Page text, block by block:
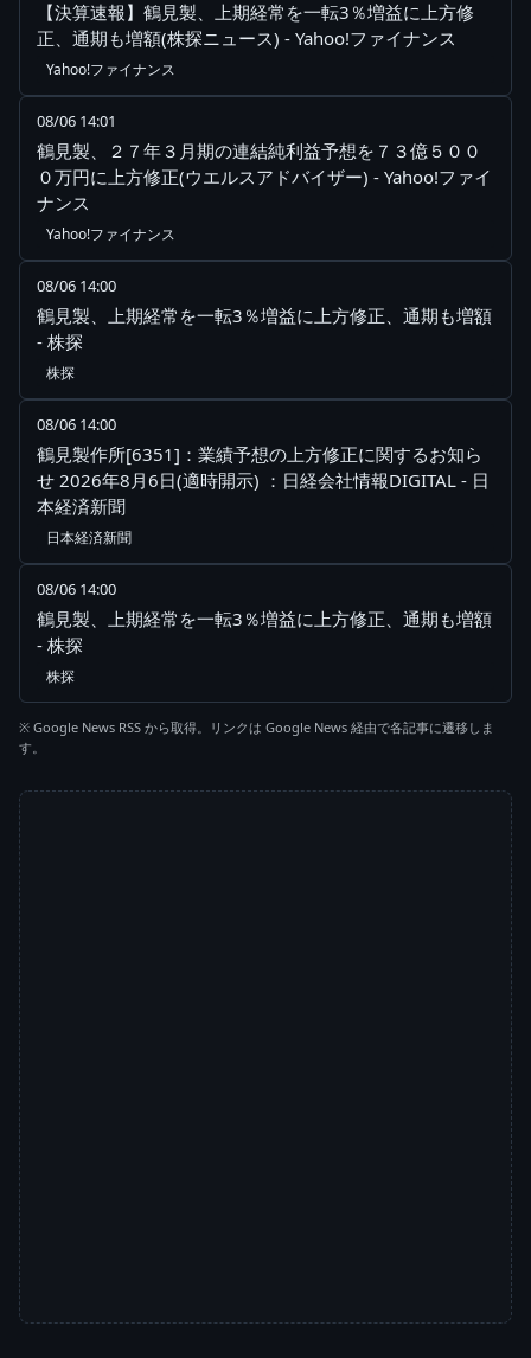
【決算速報】鶴見製、上期経常を一転3％増益に上方修
正、通期も増額(株探ニュース) - Yahoo!ファイナンス
Yahoo!ファイナンス
08/06 14:01
鶴見製、２７年３月期の連結純利益予想を７３億５００
０万円に上方修正(ウエルスアドバイザー) - Yahoo!ファイ
ナンス
Yahoo!ファイナンス
08/06 14:00
鶴見製、上期経常を一転3％増益に上方修正、通期も増額
- 株探
株探
08/06 14:00
鶴見製作所[6351]：業績予想の上方修正に関するお知ら
せ 2026年8月6日(適時開示) ：日経会社情報DIGITAL - 日
本経済新聞
日本経済新聞
08/06 14:00
鶴見製、上期経常を一転3％増益に上方修正、通期も増額
- 株探
株探
※ Google News RSS から取得。リンクは Google News 経由で各記事に遷移しま
す。